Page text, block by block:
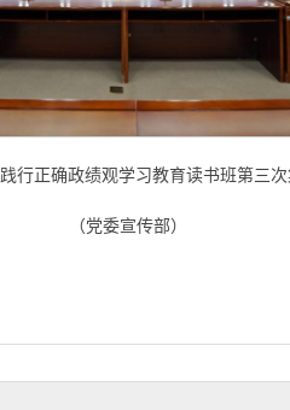
行正确政绩观学习教育读书班第三次
（党委宣传部）